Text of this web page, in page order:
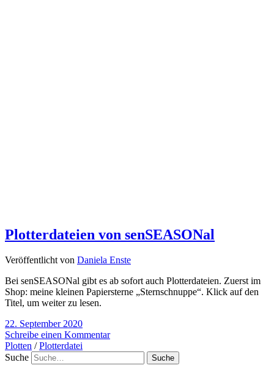
Plotterdateien von senSEASONal
Veröffentlicht von Daniela Enste
Bei senSEASONal gibt es ab sofort auch Plotterdateien. Zuerst im
Shop: meine kleinen Papiersterne „Sternschnuppe“. Klick auf den
Titel, um weiter zu lesen.
22. September 2020
Schreibe einen Kommentar
Plotten /Plotterdatei
Suche